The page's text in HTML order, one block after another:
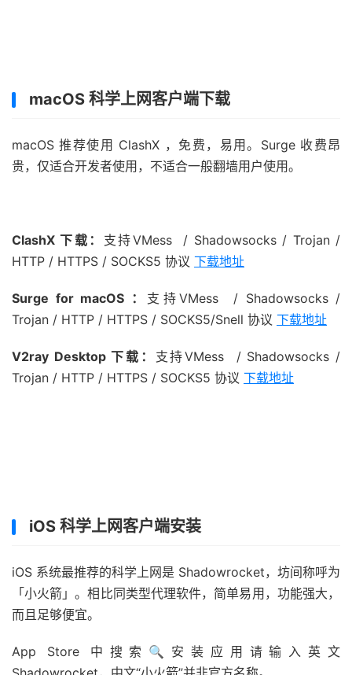
macOS 科学上网客户端下载
macOS 推荐使用 ClashX ，免费，易用。Surge 收费昂
贵，仅适合开发者使用，不适合一般翻墙用户使用。
ClashX 下载： 支持VMess / Shadowsocks / Trojan /
HTTP / HTTPS / SOCKS5 协议 下载地址
Surge for macOS ： 支持VMess / Shadowsocks /
Trojan / HTTP / HTTPS / SOCKS5/Snell 协议 下载地址
V2ray Desktop 下载： 支持VMess / Shadowsocks /
Trojan / HTTP / HTTPS / SOCKS5 协议 下载地址
iOS 科学上网客户端安装
iOS 系统最推荐的科学上网是 Shadowrocket，坊间称呼为
「小火箭」。相比同类型代理软件，简单易用，功能强大，
而且足够便宜。
App Store 中搜索🔍安装应用请输入英文